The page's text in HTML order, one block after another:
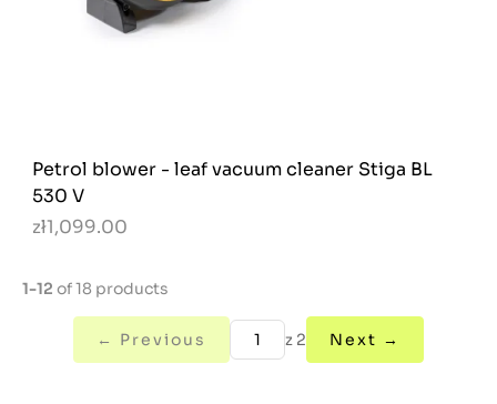
Petrol blower - leaf vacuum cleaner Stiga BL
530 V
zł1,099.00
1-12 of 18 products
← Previous z 2 Next →